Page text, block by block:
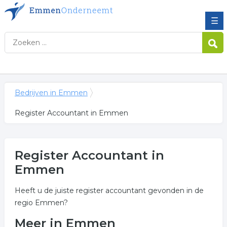
☰
Bedrijven in Emmen
Register Accountant in Emmen
Register Accountant in
Emmen
Heeft u de juiste register accountant gevonden in de
regio Emmen?
Meer in Emmen